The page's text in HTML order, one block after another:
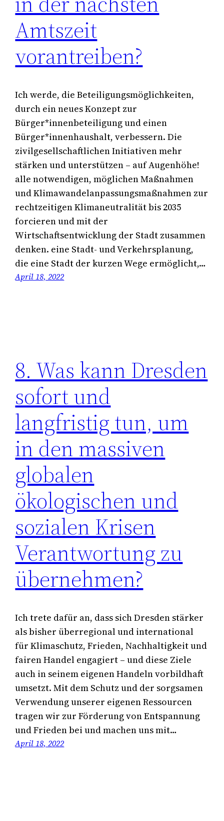
Amtszeit
vorantreiben?
Ich werde, die Beteiligungsmöglichkeiten,
durch ein neues Konzept zur
Bürger*innenbeteiligung und einen
Bürger*innenhaushalt, verbessern. Die
zivilgesellschaftlichen Initiativen mehr
stärken und unterstützen – auf Augenhöhe!
alle notwendigen, möglichen Maßnahmen
und Klimawandelanpassungsmaßnahmen zur
rechtzeitigen Klimaneutralität bis 2035
forcieren und mit der
Wirtschaftsentwicklung der Stadt zusammen
denken. eine Stadt- und Verkehrsplanung,
die eine Stadt der kurzen Wege ermöglicht,…
April 18, 2022
8. Was kann Dresden
sofort und
langfristig tun, um
in den massiven
globalen
ökologischen und
sozialen Krisen
Verantwortung zu
übernehmen?
Ich trete dafür an, dass sich Dresden stärker
als bisher überregional und international
für Klimaschutz, Frieden, Nachhaltigkeit und
fairen Handel engagiert – und diese Ziele
auch in seinem eigenen Handeln vorbildhaft
umsetzt. Mit dem Schutz und der sorgsamen
Verwendung unserer eigenen Ressourcen
tragen wir zur Förderung von Entspannung
und Frieden bei und machen uns mit…
April 18, 2022